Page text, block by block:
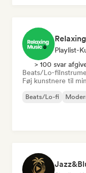
Playlist-
> 100 svar
Beats/Lo-fi
Føj kunstnere til
Beats/Lo-fi